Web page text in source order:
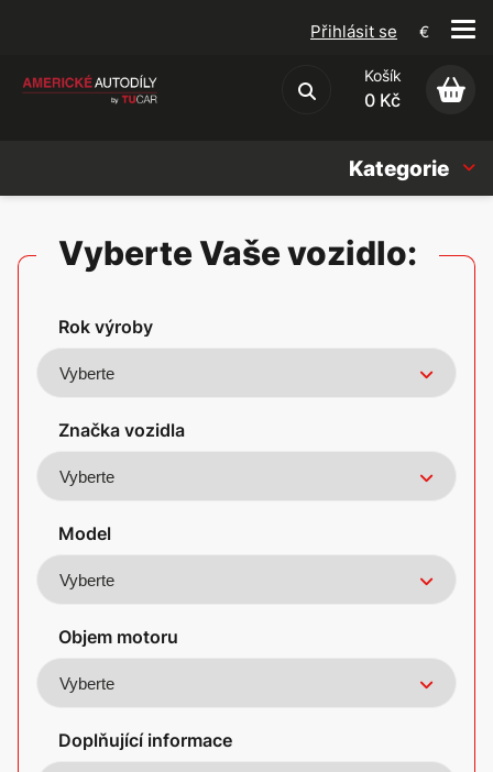
Obchodní podmínky
Přihlásit se €
Košík
0 Kč
Kategorie
Americké vozy
Vyberte Vaše vozidlo:
Rok výroby
Značka vozidla
Model
Objem motoru
Doplňující informace